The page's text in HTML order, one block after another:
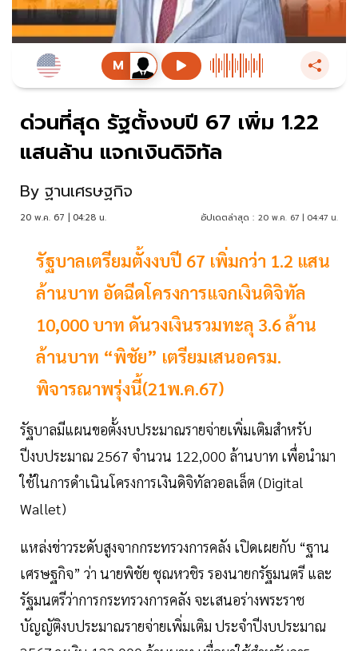
ด่วนที่สุด รัฐตั้งงบปี 67 เพิ่ม 1.22
แสนล้าน แจกเงินดิจิทัล
By ฐานเศรษฐกิจ
20 พ.ค. 67 | 04:28 น. อัปเดตล่าสุด : 20 พ.ค. 67 | 04:47 น.
รัฐบาลเตรียมตั้งงบปี 67 เพิ่มกว่า 1.2 แสน
ล้านบาท อัดฉีดโครงการแจกเงินดิจิทัล
10,000 บาท ดันวงเงินรวมทะลุ 3.6 ล้าน
ล้านบาท “พิชัย” เตรียมเสนอครม.
พิจารณาพรุ่งนี้(21พ.ค.67)
รัฐบาลมีแผนขอตั้งงบประมาณรายจ่ายเพิ่มเติมสำหรับ
ปีงบประมาณ 2567 จำนวน 122,000 ล้านบาท เพื่อนำมา
ใช้ในการดำเนินโครงการเงินดิจิทัลวอลเล็ต (Digital
Wallet)
แหล่งข่าวระดับสูงจากกระทรวงการคลัง เปิดเผยกับ “ฐาน
เศรษฐกิจ” ว่า นายพิชัย ชุณหวชิร รองนายกรัฐมนตรี และ
รัฐมนตรีว่าการกระทรวงการคลัง จะเสนอร่างพระราช
บัญญัติงบประมาณรายจ่ายเพิ่มเติม ประจำปีงบประมาณ